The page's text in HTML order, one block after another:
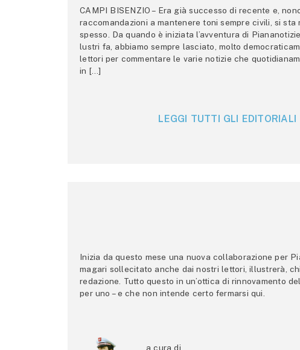
CAMPI BISENZIO – Era già successo di recente e,
raccomandazioni a mantenere toni sempre civili, si sta
spesso. Da quando è iniziata l’avventura di
lustri fa, abbiamo sempre lasciato, molto
lettori per commentare le varie notizie che
in […]
LEGGI TUTTI GLI EDITORIALI
Inizia da questo mese una nuova collaborazione per
magari sollecitato anche dai nostri lettori, illustrerà,
redazione. Tutto questo in un’ottica di rinnovamento
per uno – e che non intende certo fermarsi qui.
a cura di